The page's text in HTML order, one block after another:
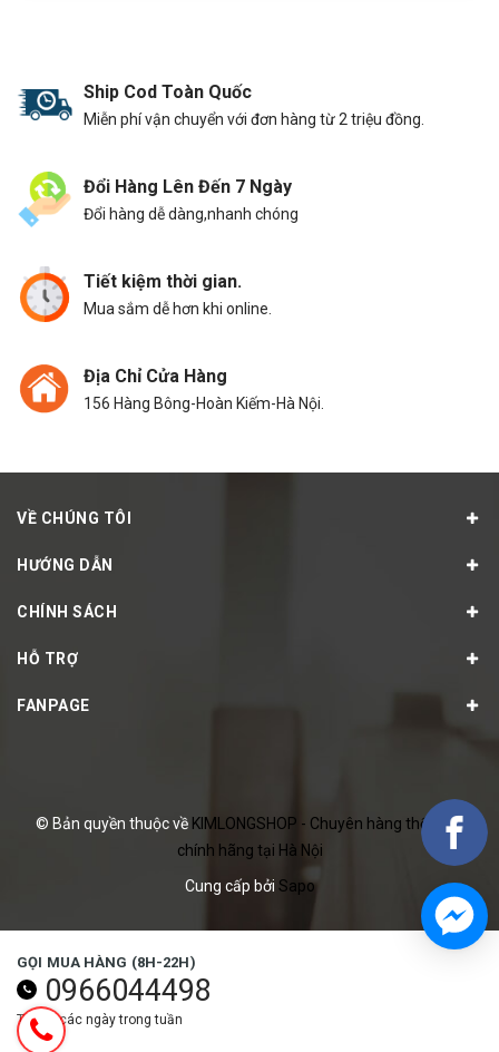
Ship Cod Toàn Quốc
Miễn phí vận chuyển với đơn hàng từ 2 triệu đồng.
Đổi Hàng Lên Đến 7 Ngày
Đổi hàng dễ dàng,nhanh chóng
Tiết kiệm thời gian.
Mua sắm dễ hơn khi online.
Địa Chỉ Cửa Hàng
156 Hàng Bông-Hoàn Kiếm-Hà Nội.
VỀ CHÚNG TÔI
HƯỚNG DẪN
CHÍNH SÁCH
HỖ TRỢ
FANPAGE
© Bản quyền thuộc về KIMLONGSHOP - Chuyên hàng thể thao
chính hãng tại Hà Nội
Cung cấp bởi Sapo
GỌI MUA HÀNG (8H-22H)
0966044498
Tất cả các ngày trong tuần